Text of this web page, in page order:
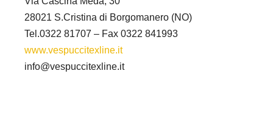
28021 S.Cristina di Borgomanero (NO)
Tel.0322 81707 – Fax 0322 841993
www.vespuccitexline.it
info@vespuccitexline.it